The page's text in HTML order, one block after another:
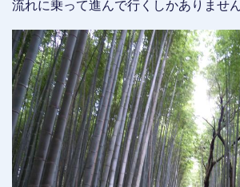
流れに乗って進んで行くしかありませ